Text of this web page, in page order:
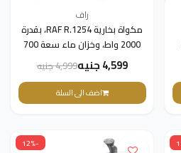
راف
مكواة بخارية RAF R.1254، بقدرة
2000 واط، وخزان ماء سعة 700
مل(ضمان 3 سنوات)
4,599 جنيه 4,999 جنيه
اضف الى السلة
-12%